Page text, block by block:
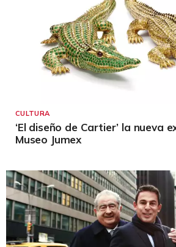
CULTURA
‘El diseño de Cartier’ la nueva
Museo Jumex